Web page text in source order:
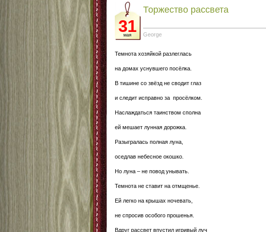
31
мая
Торжество рассвета
George
Темнота хозяйкой разлеглась
на домах уснувшего посёлка.
В тишине со звёзд не сводит глаз
и следит исправно за просёлком.
Наслаждаться таинством сполна
ей мешает лунная дорожка.
Разыгралась полная луна,
оседлав небесное окошко.
Но луна – не повод унывать.
Темнота не ставит на отмщенье.
Ей легко на крышах ночевать,
не спросив особого прошенья.
Вдруг рассвет впустил игривый луч